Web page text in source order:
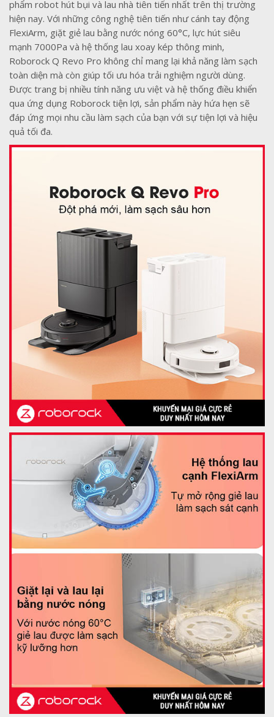
phẩm robot hút bụi và lau nhà tiên tiến nhất trên thị trường
hiện nay. Với những công nghệ tiên tiến như cánh tay động
FlexiArm, giặt giẻ lau bằng nước nóng 60°C, lực hút siêu
mạnh 7000Pa và hệ thống lau xoay kép thông minh,
Roborock Q Revo Pro không chỉ mang lại khả năng làm sạch
toàn diện mà còn giúp tối ưu hóa trải nghiệm người dùng.
Được trang bị nhiều tính năng ưu việt và hệ thống điều khiển
qua ứng dụng Roborock tiện lợi, sản phẩm này hứa hẹn sẽ
đáp ứng mọi nhu cầu làm sạch của bạn với sự tiện lợi và hiệu
quả tối đa.